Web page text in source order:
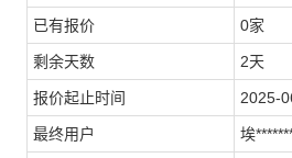
已有报价 0家
剩余天数 2天
报价起止时间 2025-
最终用户 埃